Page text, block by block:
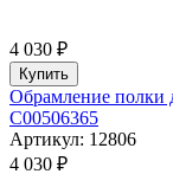
4 030 ₽
Купить
Обрамление полки
C00506365
Артикул: 12806
4 030 ₽